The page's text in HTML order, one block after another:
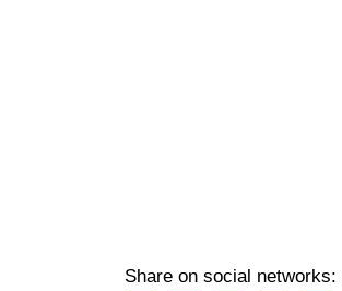
Share on social networks: